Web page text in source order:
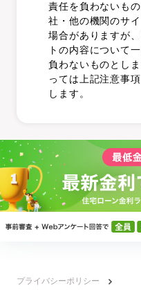
責任を負わないも
社・他の機関のサ
場合がありますが
トの内容について
負わないものとし
っては上記注意事
します。
プライバシーポリシー